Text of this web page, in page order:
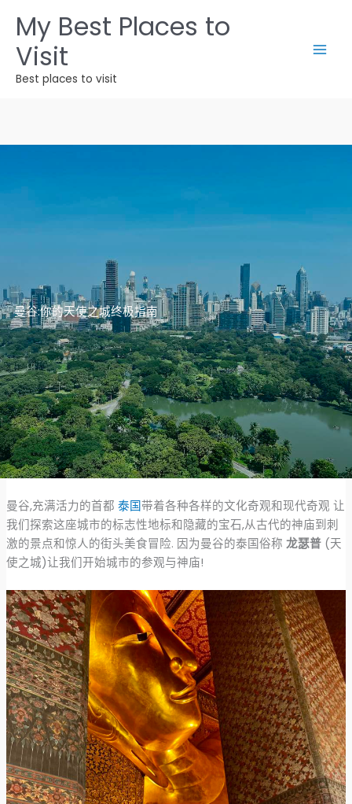
My Best Places to
Visit
Best places to visit
曼谷:你的天使之城终极指南
曼谷,充满活力的首都 泰国带着各种各样的文化奇观和现代奇观 让
我们探索这座城市的标志性地标和隐藏的宝石,从古代的神庙到刺
激的景点和惊人的街头美食冒险. 因为曼谷的泰国俗称 龙瑟普(天
使之城)让我们开始城市的参观与神庙!